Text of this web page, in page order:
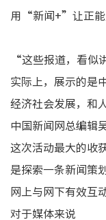
用“新闻+”让正能
“这些报道，看似
实际上，展示的是
经济社会发展，和
中国新闻网总编辑
这次活动最大的收
是探索一条新闻策
网上与网下有效互
对于媒体来说